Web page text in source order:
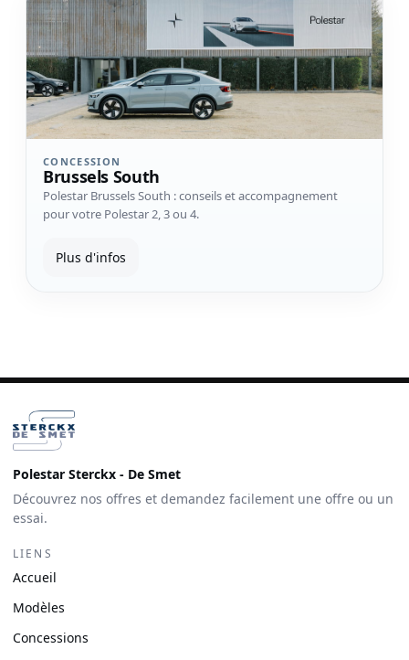
CONCESSION
Brussels South
Polestar Brussels South : conseils et accompagnement
pour votre Polestar 2, 3 ou 4.
Plus d'infos
Polestar Sterckx - De Smet
Découvrez nos offres et demandez facilement une offre ou un
essai.
LIENS
Accueil
Modèles
Concessions